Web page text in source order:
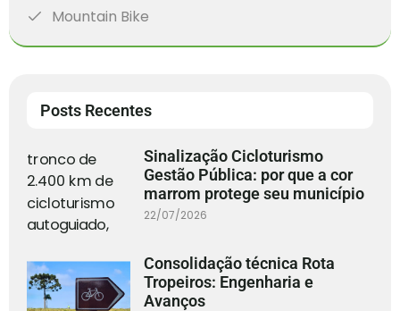
Mountain Bike
Posts Recentes
Sinalização Cicloturismo
Gestão Pública: por que a cor
marrom protege seu município
22/07/2026
Consolidação técnica Rota
Tropeiros: Engenharia e
Avanços